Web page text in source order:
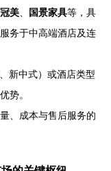
美 国景家具等，具
务于中高端酒店及连
新中式）或酒店类型
势。
、成本与售后服务的